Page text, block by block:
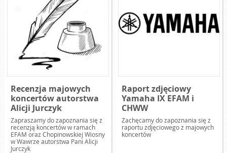
Recenzja majowych
koncertów autorstwa
Alicji Jurczyk
Zapraszamy do zapoznania się z
recenzją koncertów w ramach
EFAM oraz Chopinowskiej Wiosny
w Wawrze autorstwa Pani Alicji
Jurczyk
Raport zdjęciowy
Yamaha IX EFAM i
CHWW
Zachęcamy do zapoznania się z
raportu zdjęciowego z majowych
koncertów